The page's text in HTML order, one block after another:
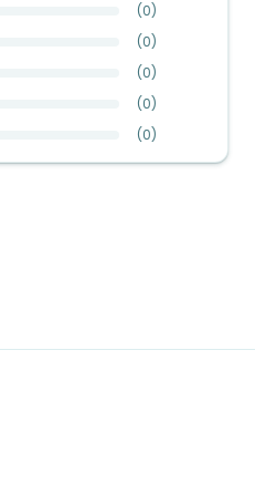
(0)
(0)
(0)
(0)
(0)